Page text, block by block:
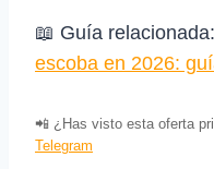
📖 Guía relacionada:
escoba en 2026:
📲 ¿Has visto esta oferta
Telegram